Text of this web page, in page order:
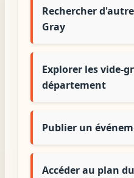
Rechercher
Gray
Explorer les vide-
département
Publier un
Accéder au plan